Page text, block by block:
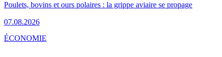
Poulets, bovins et ours polaires : la grippe aviaire se propage
07.08.2026
ÉCONOMIE